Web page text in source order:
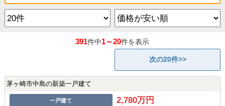
391件中1～20件を表示
次の20件>>
茅ヶ崎市中島の新築一戸建て
一戸建て 2,780万円